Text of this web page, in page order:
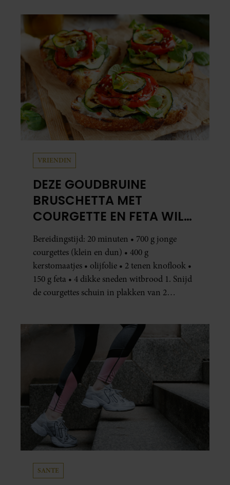
VRIENDIN
DEZE GOUDBRUINE
BRUSCHETTA MET
COURGETTE EN FETA WIL
JE METEEN MAKEN
Bereidingstijd: 20 minuten • 700 g jonge
courgettes (klein en dun) • 400 g
kerstomaatjes • olijfolie • 2 tenen knoflook •
150 g feta • 4 dikke sneden witbrood 1. Snijd
de courgettes schuin in plakken van 2
SANTE